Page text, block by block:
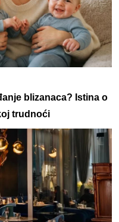
blizanaca? Istina o
trudnoći